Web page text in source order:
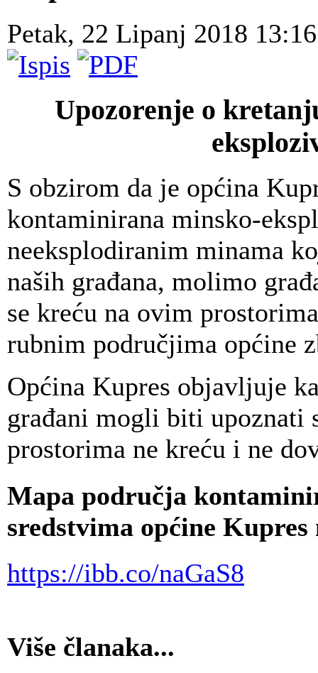
Petak, 22 Lipanj 2018
Upozorenje o
S obzirom da je općina
kontaminirana minsko-­
neeksplodiranim minama
naših građana, molimo
se kreću na ovim
rubnim područjima općine
Općina Kupres objavljuje
građani mogli biti upoznati
prostorima ne kreću i ne
Mapa područja
sredstvima općine
https://ibb.co/naGaS8
Više članaka...